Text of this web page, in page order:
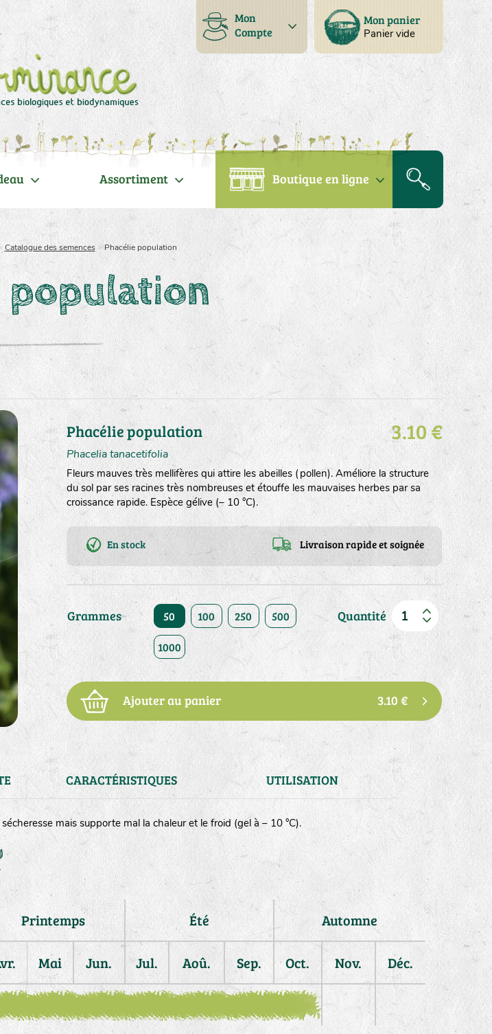
Mon panier
Panier vide
Mon
Compte
Assortiment Boutique en ligne
Catalogue des semences >Phacélie population
population
Phacélie population
Phacelia tanacetifolia
3.10 €
Fleurs mauves très mellifères qui attire les abeilles (pollen). Améliore la structure
du sol par ses racines très nombreuses et étouffe les mauvaises herbes par sa
croissance rapide. Espèce gélive (– 10 °C).
En stock Livraison rapide et soignée
Grammes 50 100 250 500
1000
Quantité
Ajouter au panier 3.10 €
CARACTÉRISTIQUES UTILISATION
mais supporte mal la chaleur et le froid (gel à – 10 °C).
Printemps Été Automne
Mai Jun. Jul. Aoû. Sep. Oct. Nov. Déc.